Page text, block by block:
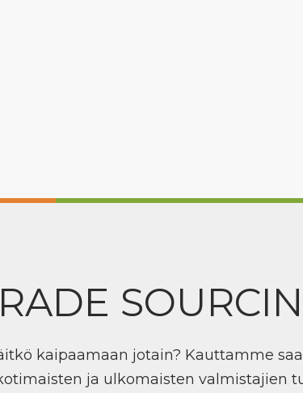
kaipaamaan jotain? Kauttamme
ja ulkomaisten valmistajien